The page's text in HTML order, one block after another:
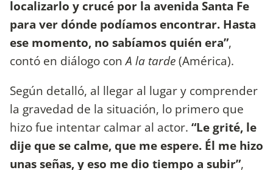
localizarlo y crucé por la avenida Santa Fe
para ver dónde podíamos encontrar. Hasta
ese momento, no sabíamos quién era”,
contó en diálogo con A la tarde(América).
Según detalló, al llegar al lugar y comprender
la gravedad de la situación, lo primero que
hizo fue intentar calmar al actor. “Le grité, le
dije que se calme, que me espere. Él me hizo
unas señas, y eso me dio tiempo a subir”,